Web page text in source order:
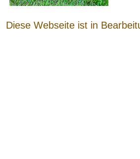
Diese Webseite ist in